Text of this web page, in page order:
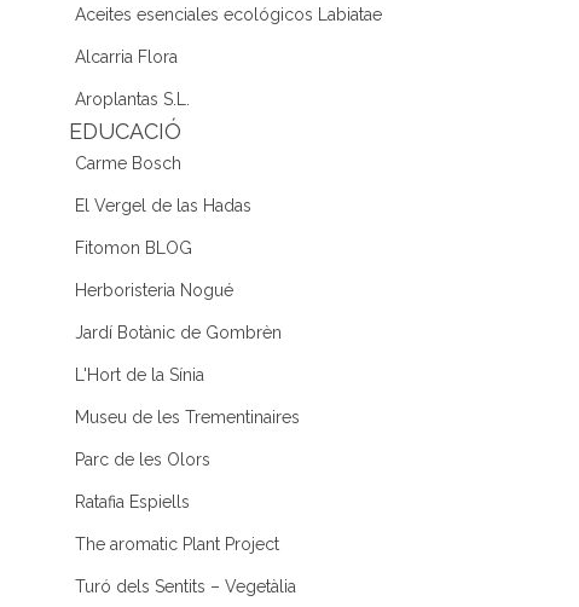
Aceites esenciales ecológicos Labiatae
Alcarria Flora
Aroplantas S.L.
EDUCACIÓ
Carme Bosch
El Vergel de las Hadas
Fitomon BLOG
Herboristeria Nogué
Jardí Botànic de Gombrèn
L'Hort de la Sínia
Museu de les Trementinaires
Parc de les Olors
Ratafia Espiells
The aromatic Plant Project
Turó dels Sentits – Vegetàlia